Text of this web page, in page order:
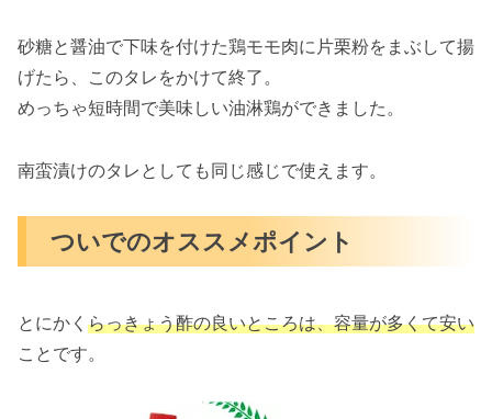
砂糖と醤油で下味を付けた鶏モモ肉に片栗粉をまぶして揚
げたら、このタレをかけて終了。
めっちゃ短時間で美味しい油淋鶏ができました。
南蛮漬けのタレとしても同じ感じで使えます。
ついでのオススメポイント
とにかく らっきょう酢の良いところは、容量が多くて安い
ことです。